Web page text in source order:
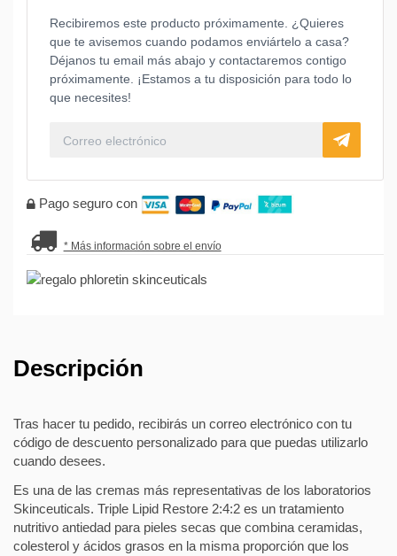
Recibiremos este producto próximamente. ¿Quieres
que te avisemos cuando podamos enviártelo a casa?
Déjanos tu email más abajo y contactaremos contigo
próximamente. ¡Estamos a tu disposición para todo lo
que necesites!
Pago seguro con
* Más información sobre el envío
Descripción
Tras hacer tu pedido, recibirás un correo electrónico con tu
código de descuento personalizado para que puedas utilizarlo
cuando desees.
Es una de las cremas más representativas de los laboratorios
Skinceuticals. Triple Lipid Restore 2:4:2 es un tratamiento
nutritivo antiedad para pieles secas que combina ceramidas,
colesterol y ácidos grasos en la misma proporción que los